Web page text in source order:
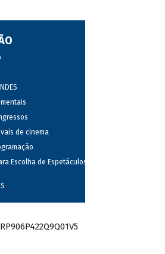
de cinema
Escolha de Espetáculos